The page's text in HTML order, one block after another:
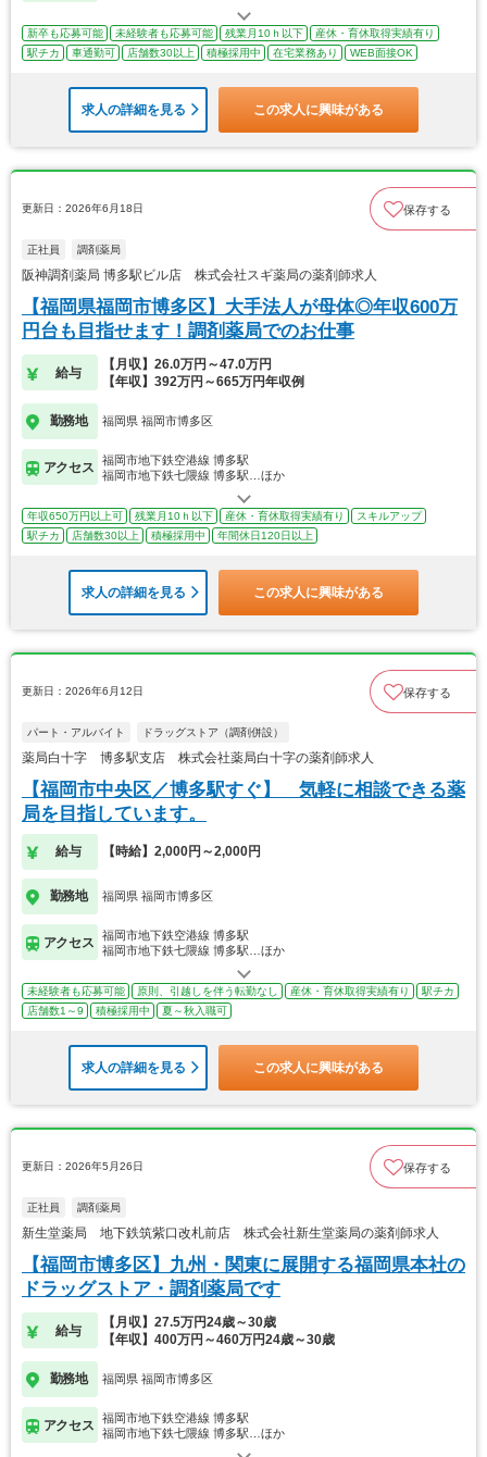
新卒も応募可能 未経験者も応募可能 残業月10ｈ以下
産休・育休取得実績有り
駅チカ
車通勤可 店舗数30以上 積極採用中 在宅業務あり WEB面接OK
求人の詳細を見る この求人に興味がある
更新日：2026年6月18日 保存する
正社員 調剤薬局
阪神調剤薬局 博多駅ビル店 株式会社スギ薬局の薬剤師求人
【福岡県福岡市博多区】大手法人が母体◎年収600万
円台も目指せます！調剤薬局でのお仕事
給与
【月収】26.0万円～47.0万円
【年収】392万円～665万円年収例
勤務地 福岡県 福岡市博多区
アクセス
福岡市地下鉄空港線 博多駅
福岡市地下鉄七隈線 博多駅…ほか
年収650万円以上可 残業月10ｈ以下 産休・育休取得実績有り
スキルアップ
駅チカ
店舗数30以上 積極採用中 年間休日120日以上
求人の詳細を見る この求人に興味がある
更新日：2026年6月12日 保存する
パート・アルバイト ドラッグストア（調剤併設）
薬局白十字 博多駅支店 株式会社薬局白十字の薬剤師求人
【福岡市中央区／博多駅すぐ】 気軽に相談できる薬
局を目指しています。
給与 【時給】2,000円～2,000円
勤務地 福岡県 福岡市博多区
アクセス
福岡市地下鉄空港線 博多駅
福岡市地下鉄七隈線 博多駅…ほか
未経験者も応募可能 原則、引越しを伴う転勤なし 産休・育休取得実績有り
駅チカ
店舗数1～9
積極採用中 夏～秋入職可
求人の詳細を見る この求人に興味がある
更新日：2026年5月26日 保存する
正社員 調剤薬局
新生堂薬局 地下鉄筑紫口改札前店 株式会社新生堂薬局の薬剤師求人
【福岡市博多区】九州・関東に展開する福岡県本社の
ドラッグストア・調剤薬局です
給与
【月収】27.5万円24歳～30歳
【年収】400万円～460万円24歳～30歳
勤務地 福岡県 福岡市博多区
アクセス
福岡市地下鉄空港線 博多駅
福岡市地下鉄七隈線 博多駅…ほか